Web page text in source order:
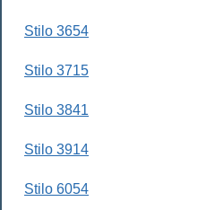
Stilo 3654
Stilo 3715
Stilo 3841
Stilo 3914
Stilo 6054